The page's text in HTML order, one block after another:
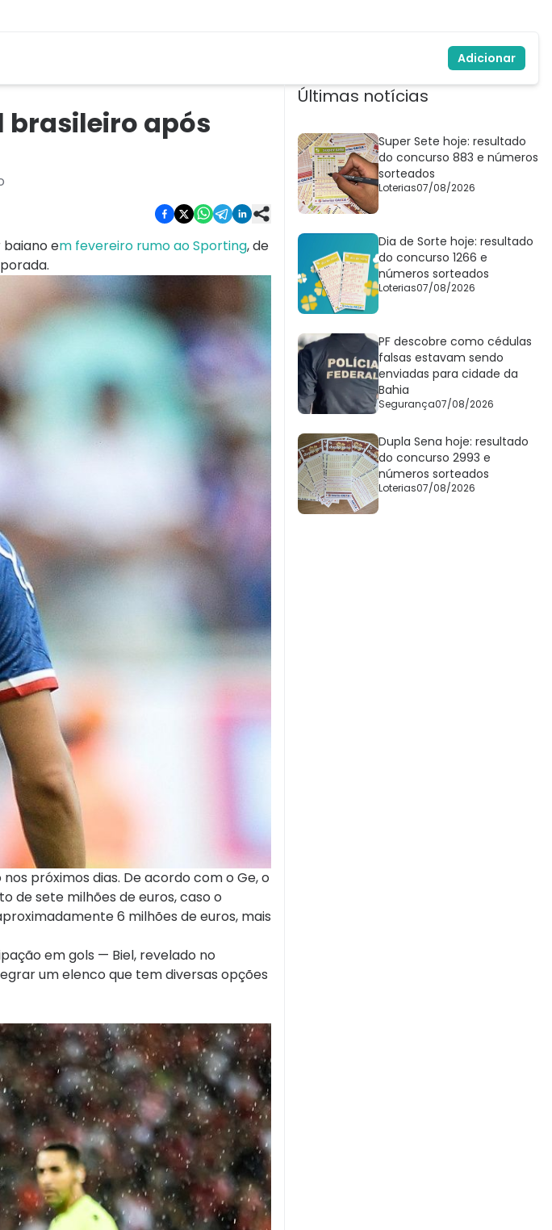
Adicionar
brasileiro após
em fevereiro rumo ao Sporting, de
próximos dias. De acordo com o Ge, o
de sete milhões de euros, caso o
6 milhões de euros, mais
em gols — Biel, revelado no
um elenco que tem diversas opções
Últimas notícias
Super Sete hoje: resultado
do concurso 883 e números
sorteados
Loterias07/08/2026
Dia de Sorte hoje: resultado
do concurso 1266 e
números sorteados
Loterias07/08/2026
PF descobre como cédulas
falsas estavam sendo
enviadas para cidade da
Bahia
Segurança07/08/2026
Dupla Sena hoje: resultado
do concurso 2993 e
números sorteados
Loterias07/08/2026